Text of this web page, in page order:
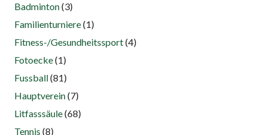
Badminton(3)
Familienturniere(1)
Fitness-/Gesundheitssport(4)
Fotoecke(1)
Fussball(81)
Hauptverein(7)
Litfasssäule(68)
Tennis (8)